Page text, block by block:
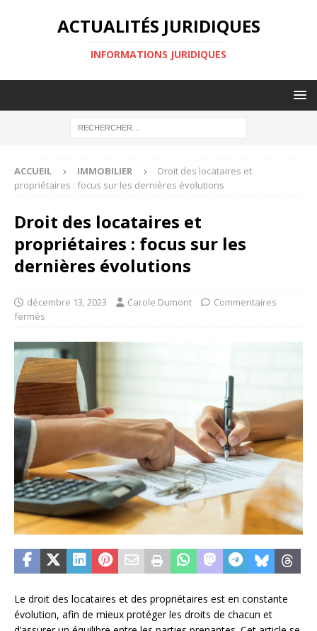
ACTUALITÉS JURIDIQUES
INFORMATIONS JURIDIQUES
ACCUEIL IMMOBILIER
Droit des locataires et
propriétaires : focus sur les dernières évolutions
Droit des locataires et
propriétaires : focus sur les
dernières évolutions
décembre 13, 2023 Carole Dumont
Commentaires
fermés
Le droit des locataires et des propriétaires est en constante
évolution, afin de mieux protéger les droits de chacun et